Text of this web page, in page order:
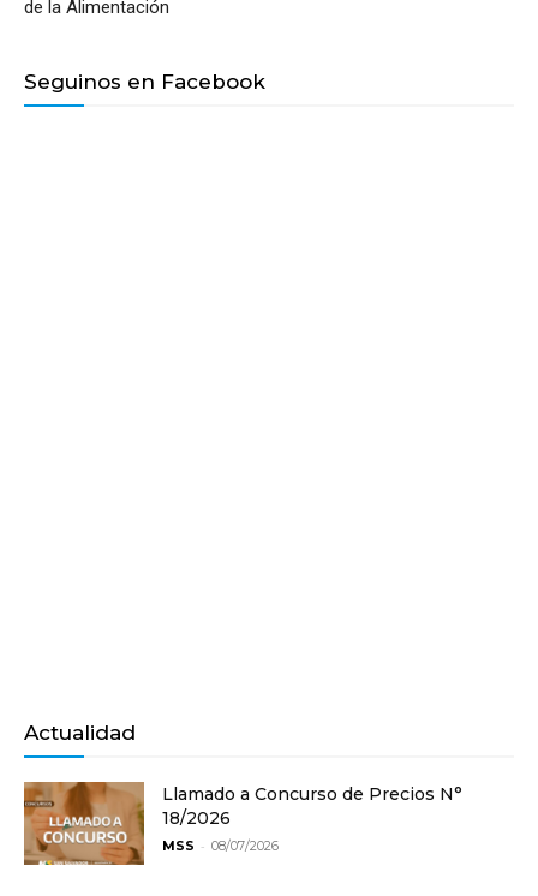
de la Alimentación
Seguinos en Facebook
Actualidad
Llamado a Concurso de Precios N°
18/2026
MSS - 08/07/2026